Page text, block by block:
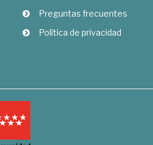
Preguntas frecuentes
Política de privacidad